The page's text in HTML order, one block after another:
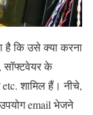
है कि उसे क्या करना
के
शामिल हैं। नीचे,
email भेजने